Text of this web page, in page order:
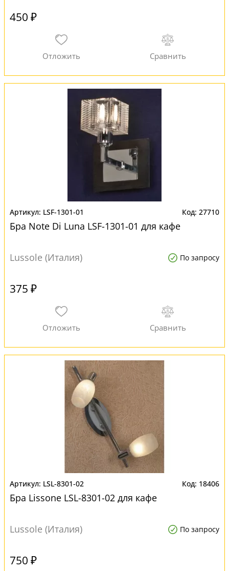
450 ₽
LSF-1301-01 27710
Бра Note Di Luna LSF-1301-01 для кафе
Lussole (Италия) По запросу
375 ₽
LSL-8301-02 18406
Бра Lissone LSL-8301-02 для кафе
Lussole (Италия) По запросу
750 ₽